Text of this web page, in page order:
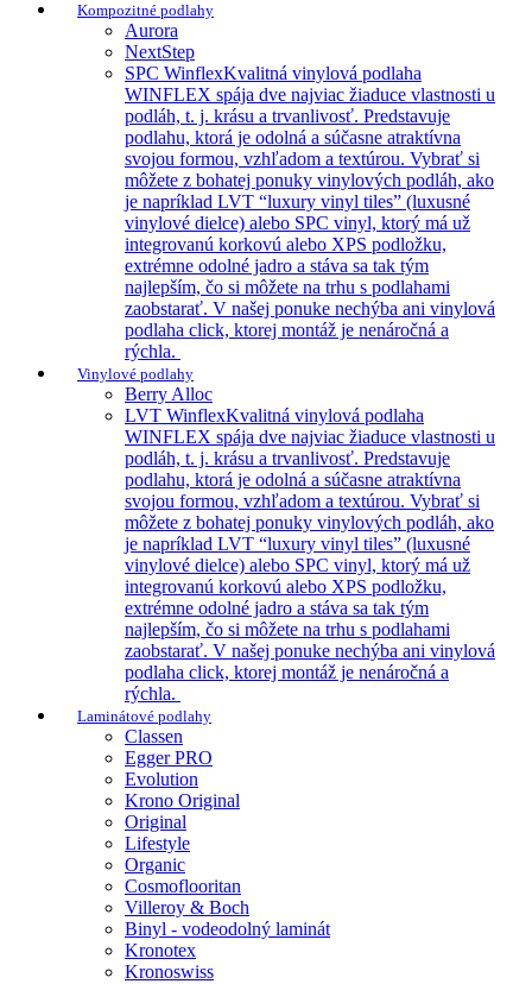
Kompozitné podlahy
Aurora
NextStep
SPC WinflexKvalitná vinylová podlaha
WINFLEX spája dve najviac žiaduce vlastnosti u
podláh, t. j. krásu a trvanlivosť. Predstavuje
podlahu, ktorá je odolná a súčasne atraktívna
svojou formou, vzhľadom a textúrou. Vybrať si
môžete z bohatej ponuky vinylových podláh, ako
je napríklad LVT “luxury vinyl tiles” (luxusné
vinylové dielce) alebo SPC vinyl, ktorý má už
integrovanú korkovú alebo XPS podložku,
extrémne odolné jadro a stáva sa tak tým
najlepším, čo si môžete na trhu s podlahami
zaobstarať. V našej ponuke nechýba ani vinylová
podlaha click, ktorej montáž je nenáročná a
rýchla.
Vinylové podlahy
Berry Alloc
LVT WinflexKvalitná vinylová podlaha
WINFLEX spája dve najviac žiaduce vlastnosti u
podláh, t. j. krásu a trvanlivosť. Predstavuje
podlahu, ktorá je odolná a súčasne atraktívna
svojou formou, vzhľadom a textúrou. Vybrať si
môžete z bohatej ponuky vinylových podláh, ako
je napríklad LVT “luxury vinyl tiles” (luxusné
vinylové dielce) alebo SPC vinyl, ktorý má už
integrovanú korkovú alebo XPS podložku,
extrémne odolné jadro a stáva sa tak tým
najlepším, čo si môžete na trhu s podlahami
zaobstarať. V našej ponuke nechýba ani vinylová
podlaha click, ktorej montáž je nenáročná a
rýchla.
Laminátové podlahy
Classen
Egger PRO
Evolution
Krono Original
Original
Lifestyle
Organic
Cosmoflooritan
Villeroy & Boch
Binyl - vodeodolný laminát
Kronotex
Kronoswiss